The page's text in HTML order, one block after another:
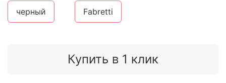
Купить в 1 клик
черный Fabretti